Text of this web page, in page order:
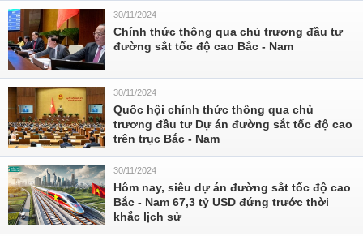
30/11/2024
Chính thức thông qua chủ trương đầu tư
đường sắt tốc độ cao Bắc - Nam
30/11/2024
Quốc hội chính thức thông qua chủ
trương đầu tư Dự án đường sắt tốc độ cao
trên trục Bắc - Nam
30/11/2024
Hôm nay, siêu dự án đường sắt tốc độ cao
Bắc - Nam 67,3 tỷ USD đứng trước thời
khắc lịch sử